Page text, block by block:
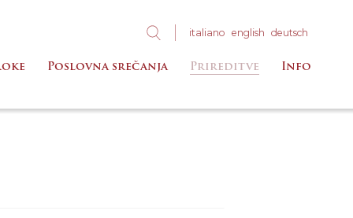
italiano english deutsch
Poslovna srečanja Prireditve Info